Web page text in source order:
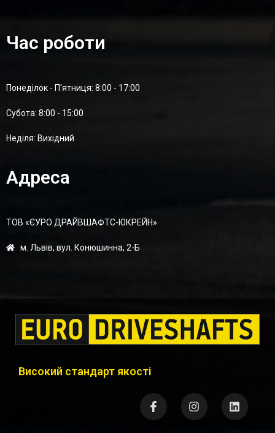
Час роботи
Понеділок - П'ятниця: 8:00 - 17:00
Суботa: 8:00 - 15:00
Неділя: Вихідний
Адреса
ТОВ «ЄУРО ДРАЙВШАФТC-ЮКРЕЙН»
м. Львів, вул. Конюшинна, 2-Б
Високий стандарт якості